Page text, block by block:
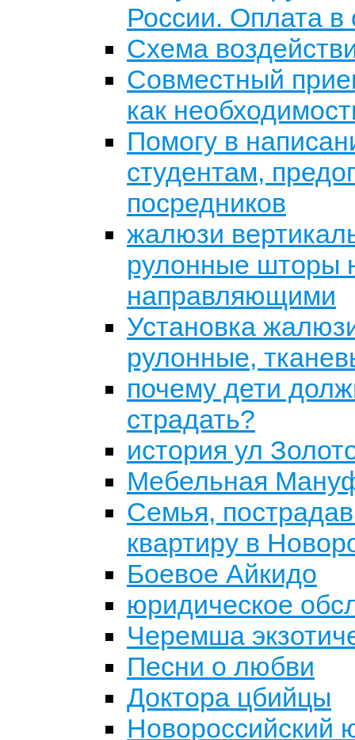
России. Оплата в
Схема
Совместный
как
Помогу в
студентам,
посредников
жалюзи
рулонные шторы
направляющими
Установка
рулонные,
почему дети
страдать?
история ул
Мебельная
Семья,
квартиру в
Боевое Айкидо
юридическое
Черемша
Песни о любви
Доктора цбийцы
Новороссийский